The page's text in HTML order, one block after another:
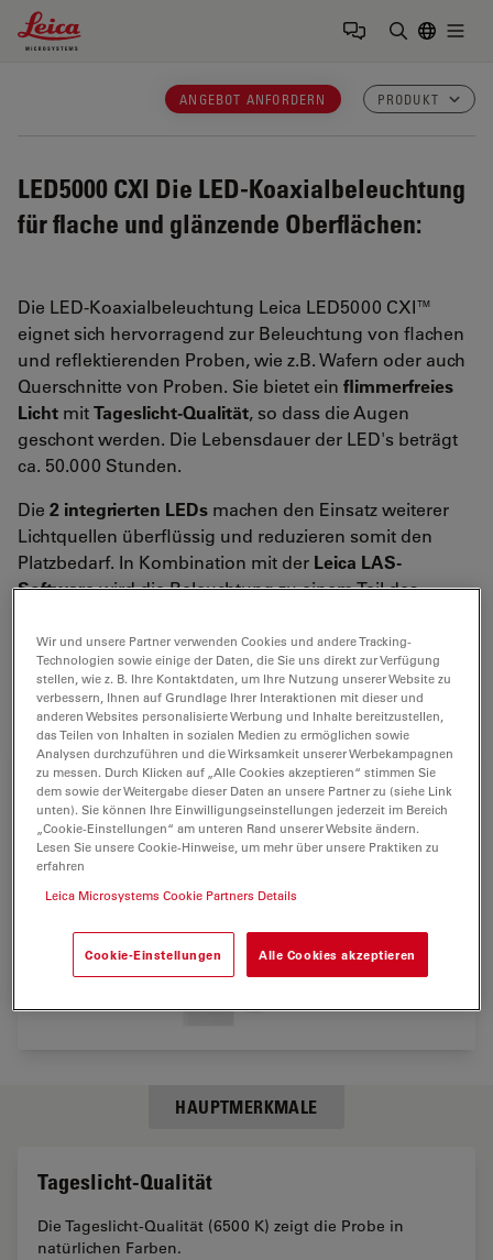
Leica Microsystems Logo
ANGEBOT ANFORDERN PRODUKT
LED5000 CXI Die LED-Koaxialbeleuchtung
für flache und glänzende Oberflächen:
Die LED-Koaxialbeleuchtung Leica LED5000 CXI™
eignet sich hervorragend zur Beleuchtung von flachen
und reflektierenden Proben, wie z.B. Wafern oder auch
Querschnitte von Proben. Sie bietet ein flimmerfreies
Licht mitTageslicht-Qualität, so dass die Augen
geschont werden. Die Lebensdauer der LED's beträgt
ca. 50.000 Stunden.
Die 2 integrierten LEDs machen den Einsatz weiterer
Lichtquellen überflüssig und reduzieren somit den
Platzbedarf. In Kombination mit der Leica LAS-
Softwarewird die Beleuchtung zu einem Teil des
mehr notwendig. Beleuchtungs-Einstellungen können
zusammen mit dem Bild gespeichert und späterauf
Knopfdruck wieder hergestelltwerden.
HAUPTMERKMALE
Tageslicht-Qualität
Die Tageslicht-Qualität (6500 K) zeigt die Probe in
natürlichen Farben.
Wir und unsere Partner verwenden Cookies und andere Tracking-
Technologien sowie einige der Daten, die Sie uns direkt zur Verfügung
stellen, wie z. B. Ihre Kontaktdaten, um Ihre Nutzung unserer Website zu
verbessern, Ihnen auf Grundlage Ihrer Interaktionen mit dieser und
anderen Websites personalisierte Werbung und Inhalte bereitzustellen,
das Teilen von Inhalten in sozialen Medien zu ermöglichen sowie
Analysen durchzuführen und die Wirksamkeit unserer Werbekampagnen
zu messen. Durch Klicken auf „Alle Cookies akzeptieren“ stimmen Sie
dem sowie der Weitergabe dieser Daten an unsere Partner zu (siehe Link
unten). Sie können Ihre Einwilligungseinstellungen jederzeit im Bereich
„Cookie-Einstellungen“ am unteren Rand unserer Website ändern.
Lesen Sie unsere Cookie-Hinweise, um mehr über unsere Praktiken zu
erfahren
Leica Microsystems Cookie Partners Details
Cookie-Einstellungen Alle Cookies akzeptieren